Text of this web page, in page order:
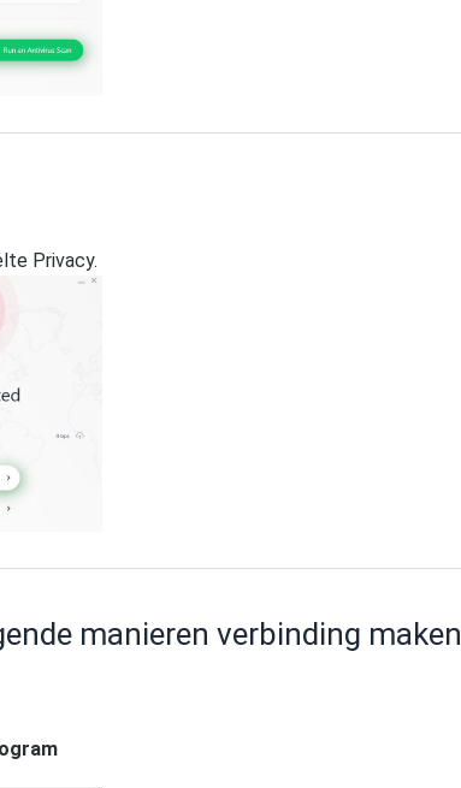
Privacy.
manieren verbinding maken